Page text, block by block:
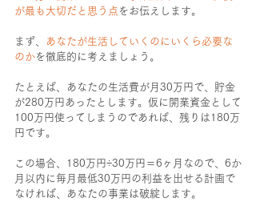
が最も大切だと思う点 をお伝えします。
まず、
あなたが生活していくのにいくら必要な
のかを徹底的に考えましょう。
たとえば、あなたの生活費が月30万円で、貯金
が280万円あったとします。仮に開業資金として
100万円使ってしまうのであれば、残りは180万
円です。
この場合、180万円÷30万円＝6ヶ月なので、6か
月以内に毎月最低30万円の利益を出せる計画で
なければ、あなたの事業は破綻します。